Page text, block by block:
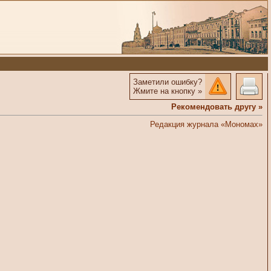
Заметили ошибку?
Жмите на кнопку »
Рекомендовать другу »
Редакция журнала «Мономах»